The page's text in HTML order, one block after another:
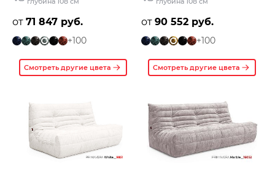
от 71 847 руб.
+100
Смотреть другие цвета
от 90 552 руб.
+100
Смотреть другие цвета